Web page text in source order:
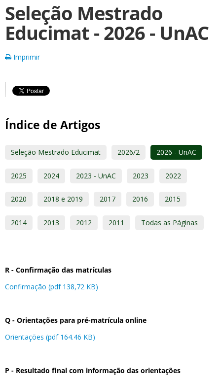
Seleção Mestrado
Educimat - 2026 - UnAC
Imprimir
Índice de Artigos
Seleção Mestrado Educimat 2026/2 2026 - UnAC
2025 2024 2023 - UnAC 2023 2022
2020 2018 e 2019 2017 2016 2015
2014 2013 2012 2011 Todas as Páginas
R - Confirmação das matrículas
Confirmação (pdf 138,72 KB)
Q - Orientações para pré-matrícula online
Orientações (pdf 164.46 KB)
P - Resultado final com informação das orientações